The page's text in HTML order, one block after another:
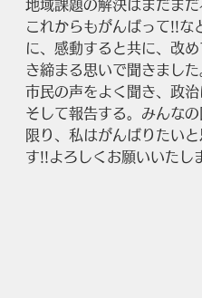
地域課題の解決はまだま
これからもがんばって!!な
に、感動すると共に、改め
き締まる思いで聞きました
市民の声をよく聞き、政治
そして報告する。みんなの
限り、私はがんばりたい
す!!よろしくお願いいたし